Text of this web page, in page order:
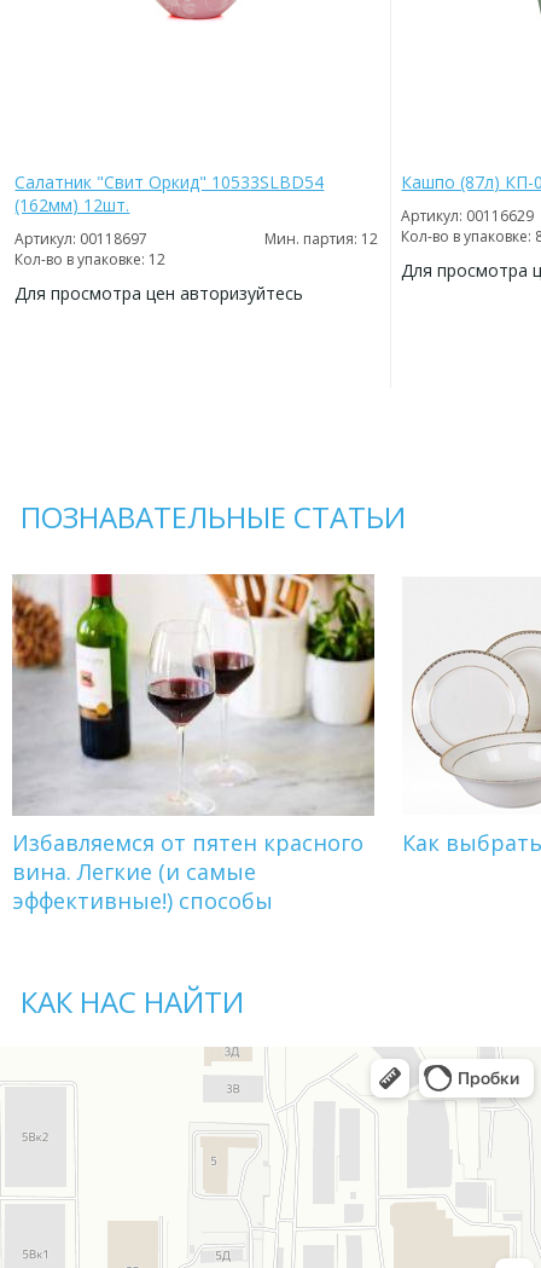
Салатник "Свит Оркид" 10533SLBD54
(162мм) 12шт.
Артикул: 00118697
Мин. партия: 12
Кол-во в упаковке: 12
Для просмотра цен авторизуйтесь
Кашпо (87л) КП-
Артикул: 00116629
Кол-во в упаковке:
Для просмотра
ПОЗНАВАТЕЛЬНЫЕ СТАТЬИ
Избавляемся от пятен красного
вина. Легкие (и самые
эффективные!) способы
Как
КАК НАС НАЙТИ